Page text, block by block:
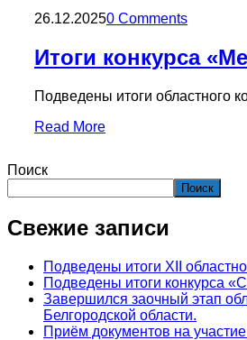
26.12.20250 Comments
Итоги конкурса
Подведены итоги областного
Read More
Поиск
Поиск
Свежие записи
Подведены итоги XII
Подведены итоги конкурса
Завершился заочный этап
Белгородской области.
Приём документов на